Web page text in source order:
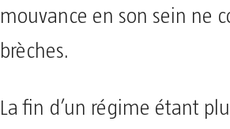
mouvance en son sein ne
brèches.
La fin d’un régime étant